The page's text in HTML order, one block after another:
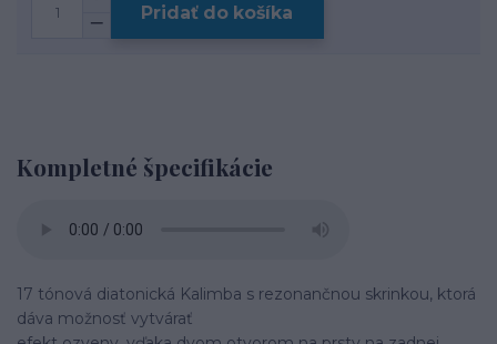
Pridať do košíka
Kompletné špecifikácie
17 tónová diatonická Kalimba s rezonančnou skrinkou, ktorá
dáva možnosť vytvárať